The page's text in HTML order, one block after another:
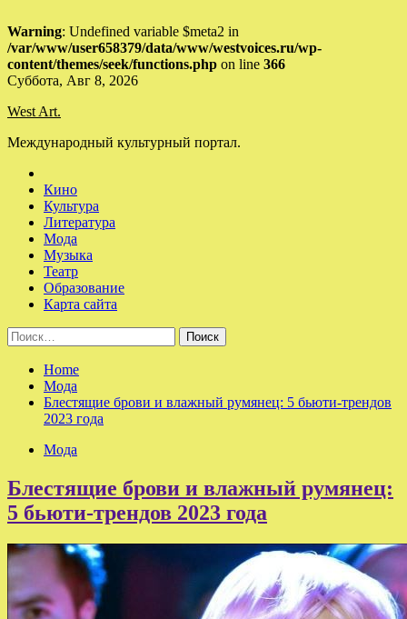
Warning: Undefined variable $meta2 in
/var/www/user658379/data/www/westvoices.ru/wp-
content/themes/seek/functions.php on line 366
Skip
content
Суббота, Авг 8, 2026
West Art.
Международный культурный портал.
Кино
Культура
Литература
Мода
Музыка
Театр
Образование
Карта сайта
Найти:
Home
Мода
Блестящие брови и влажный румянец: 5 бьюти-трендов
2023 года
Мода
Блестящие брови и влажный румянец:
5 бьюти-трендов 2023 года